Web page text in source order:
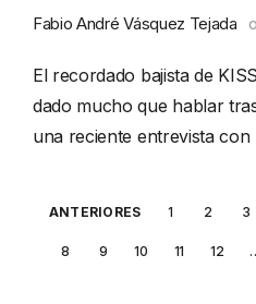
Fabio André Vásquez Tejada
El recordado bajista de
dado mucho que hablar
una reciente entrevista
Posts
pagination
ANTERIORES 1 2 3
8 9 10 11 12